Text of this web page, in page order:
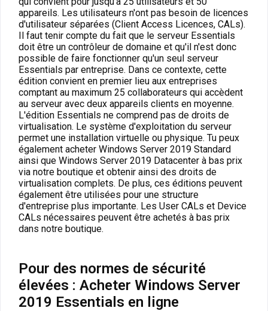
appareils. Les utilisateurs n'ont pas besoin de licences
d'utilisateur séparées (Client Access Licences, CALs).
Il faut tenir compte du fait que le serveur Essentials
doit être un contrôleur de domaine et qu'il n'est donc
possible de faire fonctionner qu'un seul serveur
Essentials par entreprise. Dans ce contexte, cette
édition convient en premier lieu aux entreprises
comptant au maximum 25 collaborateurs qui accèdent
au serveur avec deux appareils clients en moyenne.
L'édition Essentials ne comprend pas de droits de
virtualisation. Le système d'exploitation du serveur
permet une installation virtuelle ou physique. Tu peux
également acheter Windows Server 2019 Standard
ainsi que Windows Server 2019 Datacenter à bas prix
via notre boutique et obtenir ainsi des droits de
virtualisation complets. De plus, ces éditions peuvent
également être utilisées pour une structure
d'entreprise plus importante. Les User CALs et Device
CALs nécessaires peuvent être achetés à bas prix
dans notre boutique.
Pour des normes de sécurité
élevées : Acheter Windows Server
2019 Essentials en ligne